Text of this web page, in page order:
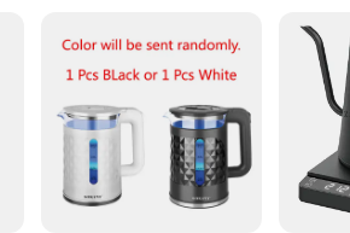
looking to stock up on quality kitchen
quick and efficient water boiling is required.
to your customers. With its robust